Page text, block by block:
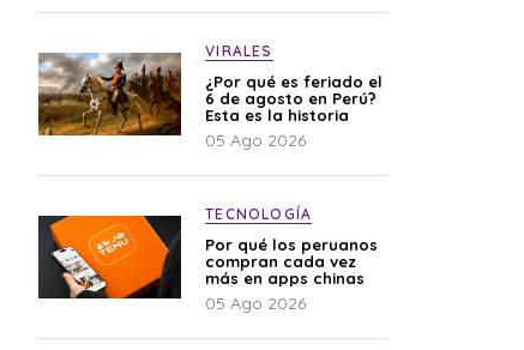
VIRALES
¿Por qué es feriado el
6 de agosto en Perú?
Esta es la historia
05 Ago 2026
TECNOLOGÍA
Por qué los peruanos
compran cada vez
más en apps chinas
05 Ago 2026